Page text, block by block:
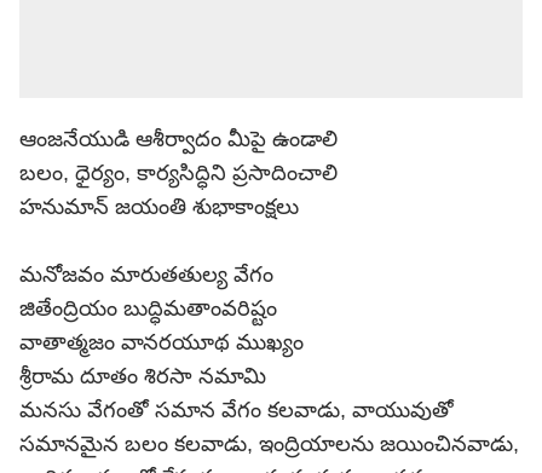
ఆంజనేయుడి ఆశీర్వాదం మీపై ఉండాలి
బలం, ధైర్యం, కార్యసిద్ధిని ప్రసాదించాలి
హనుమాన్ జయంతి శుభాకాంక్షలు
మనోజవం మారుతతుల్య వేగం
జితేంద్రియం బుద్ధిమతాంవరిష్టం
వాతాత్మజం వానరయూథ ముఖ్యం
శ్రీరామ దూతం శిరసా నమామి
మనసు వేగంతో సమాన వేగం కలవాడు, వాయువుతో
సమానమైన బలం కలవాడు, ఇంద్రియాలను జయించినవాడు,